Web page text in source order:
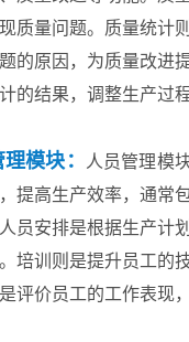
质量问题。质量统计
的原因，为质量改进
的结果，调整生产过
模块：
人员管理模
提高生产效率，通常
员安排是根据生产计
培训则是提升员工的
评价员工的工作表现